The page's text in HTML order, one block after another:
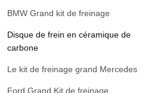
BMW Grand kit de freinage
Disque de frein en céramique de
carbone
Le kit de freinage grand Mercedes
Ford Grand Kit de freinage